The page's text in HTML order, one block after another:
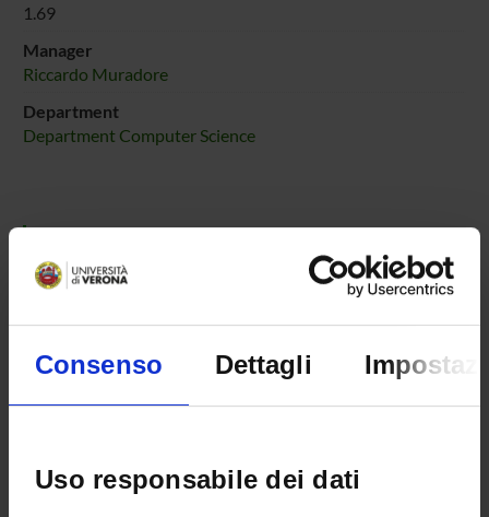
Consenso Dettagli
Uso responsabile dei dati
1.69
Manager
Riccardo Muradore
Department
Department Computer Science